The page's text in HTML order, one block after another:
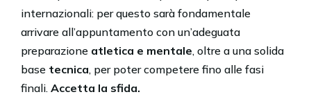
internazionali: per questo sarà fondamentale
arrivare all’appuntamento con un’adeguata
preparazione atletica e mentale, oltre a una solida
base tecnica, per poter competere fino alle fasi
finali. Accetta la sfida.